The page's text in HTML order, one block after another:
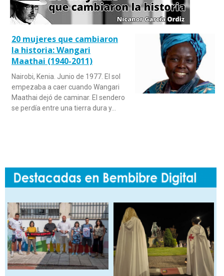
20 mujeres que cambiaron
la historia: Wangari
Maathai (1940-2011)
Nairobi, Kenia. Junio de 1977. El sol
empezaba a caer cuando Wangari
Maathai dejó de caminar. El sendero
se perdía entre una tierra dura y…